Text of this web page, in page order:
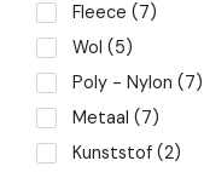
Fleece(7)
Wol(5)
Poly - Nylon(7)
Metaal(7)
Kunststof(2)